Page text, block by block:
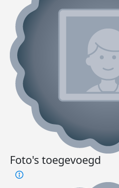
Foto's toegevoegd